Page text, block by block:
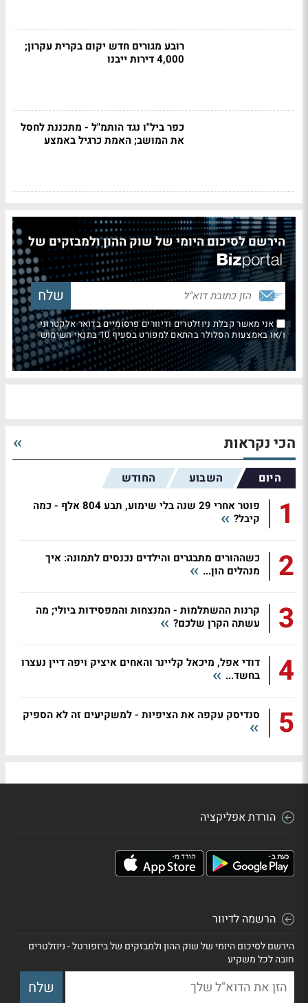
רובע מגורים חדש יקום בקרית עקרון;
4,000 דירות ייבנו
כפר ביל"ו נגד הותמ"ל - מתכננת לחסל
את המושב; האמת כרגיל באמצע
הירשם לסיכום היומי של שוק ההון ולמבזקים של
אני מאשר קבלת ניוזלטרים ודיוורים פרסומיים בדואר אלקטרוני
ו/או באמצעות הסלולר בהתאם למפורט בסעיף 10 בתנאי השימוש
הכי נקראות
היום השבוע החודש
1
פוטר אחרי 29 שנה בלי שימוע, תבע 804 אלף - כמה
קיבל?
2
כשההורים מתבגרים והילדים נכנסים לתמונה: איך
מנהלים הון...
3
קרנות ההשתלמות - המנצחות והמפסידות ביולי; מה
עשתה הקרן שלכם?
4
דודי אפל, מיכאל קליינר והאחים איציק ויפה דיין נעצרו
בחשד...
5 סנדיסק עקפה את הציפיות - למשקיעים זה לא הספיק
הורדת אפליקציה
הרשמה לדיוור
הירשם לסיכום היומי של שוק ההון ולמבזקים של ביזפורטל - ניוזלטרים
חובה לכל משקיע